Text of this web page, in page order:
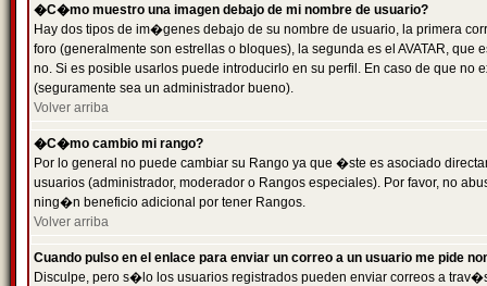
�C�mo muestro una imagen debajo de mi nombre de usuario?
Hay dos tipos de im�genes debajo de su nombre de usuario, la primera
foro (generalmente son estrellas o bloques), la segunda es el AVATAR,
no. Si es posible usarlos puede introducirlo en su perfil. En caso de que
(seguramente sea un administrador bueno).
Volver arriba
�C�mo cambio mi rango?
Por lo general no puede cambiar su Rango ya que �ste es asociado
usuarios (administrador, moderador o Rangos especiales). Por favor, no
ning�n beneficio adicional por tener Rangos.
Volver arriba
Cuando pulso en el enlace para enviar un correo a un usuario me pide
Disculpe, pero s�lo los usuarios registrados pueden enviar correos a